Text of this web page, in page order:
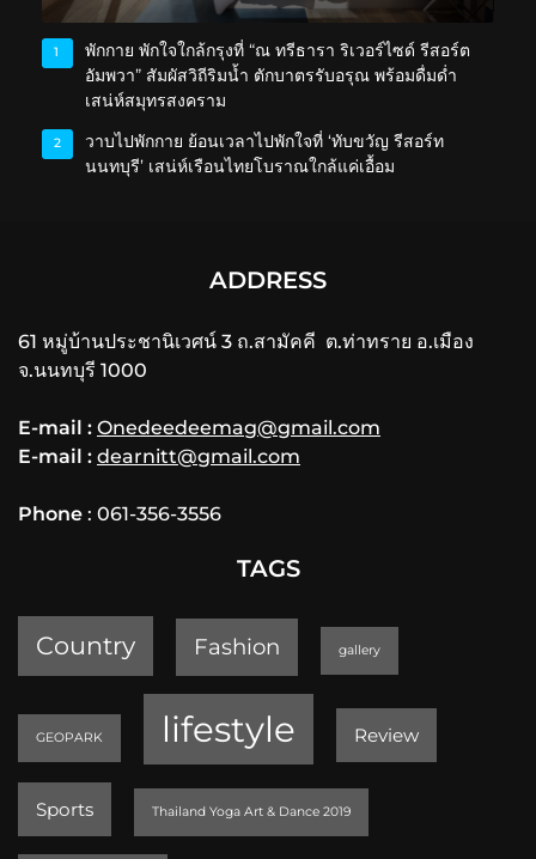
1
พักกาย พักใจใกล้กรุงที่ “ณ ทรีธารา ริเวอร์ไซด์ รีสอร์ต
อัมพวา” สัมผัสวิถีริมน้ำ ตักบาตรรับอรุณ พร้อมดื่มด่ำ
เสน่ห์สมุทรสงคราม
2
วาบไปพักกาย ย้อนเวลาไปพักใจที่ ‘ทับขวัญ รีสอร์ท
นนทบุรี’ เสน่ห์เรือนไทยโบราณใกล้แค่เอื้อม
ADDRESS
61 หมู่บ้านประชานิเวศน์ 3 ถ.สามัคคี ต.ท่าทราย อ.เมือง
จ.นนทบุรี 1000
E-mail : Onedeedeemag@gmail.com
E-mail : dearnitt@gmail.com
Phone : 061-356-3556
TAGS
Country Fashion gallery
GEOPARK lifestyle Review
Sports Thailand Yoga Art & Dance 2019